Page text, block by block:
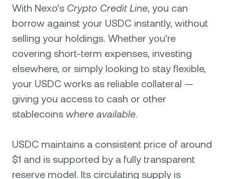
With Nexo’s Crypto Credit Line, you can
borrow against your USDC instantly, without
selling your holdings. Whether you're
covering short-term expenses, investing
elsewhere, or simply looking to stay flexible,
your USDC works as reliable collateral —
giving you access to cash or other
stablecoins where available.
USDC maintains a consistent price of around
$1 and is supported by a fully transparent
reserve model. Its circulating supply is